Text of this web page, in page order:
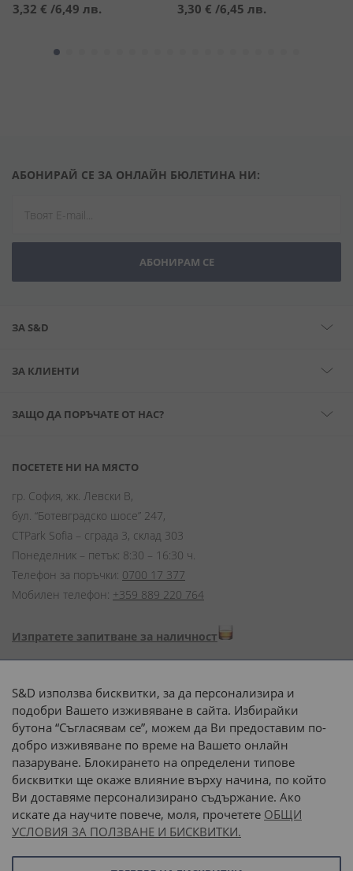
3,32 € /6,49 лв. 3,30 € /6,45 лв.
АБОНИРАЙ СЕ ЗА ОНЛАЙН БЮЛЕТИНА НИ:
АБОНИРАМ СЕ
ЗА S&D
ЗА КЛИЕНТИ
ЗАЩО ДА ПОРЪЧАТЕ ОТ НАС?
ПОСЕТЕТЕ НИ НА МЯСТО
гр. София, жк. Левски В,
бул. “Ботевградско шосе” 247,
CTPark Sofia – сграда 3, склад 303
Понеделник – петък: 8:30 – 16:30 ч.
Телефон за поръчки: 0700 17 377
Мобилен телефон: +359 889 220 764
Изпратете запитване за наличност
Начини на плащане:
Доставка до адрес с:
или
наш транспорт
S&D използва бисквитки, за да персонализира и
подобри Вашето изживяване в сайта. Избирайки
бутона “Съгласявам се”, можем да Ви предоставим по-
добро изживяване по време на Вашето онлайн
пазаруване. Блокирането на определени типове
бисквитки ще окаже влияние върху начина, по който
Ви доставяме персонализирано съдържание. Ако
искате да научите повече, моля, прочетете ОБЩИ
УСЛОВИЯ ЗА ПОЛЗВАНЕ И БИСКВИТКИ.